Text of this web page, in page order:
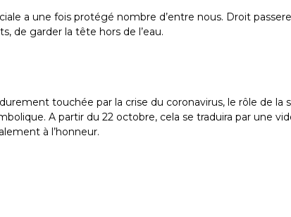
a une fois protégé nombre d’entre nous. Droit
de garder la tête hors de l’eau.
touchée par la crise du coronavirus, le rôle de
A partir du 22 octobre, cela se traduira par une
à l’honneur.